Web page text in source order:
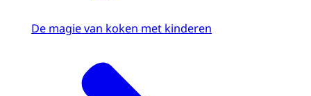
De magie van koken met kinderen